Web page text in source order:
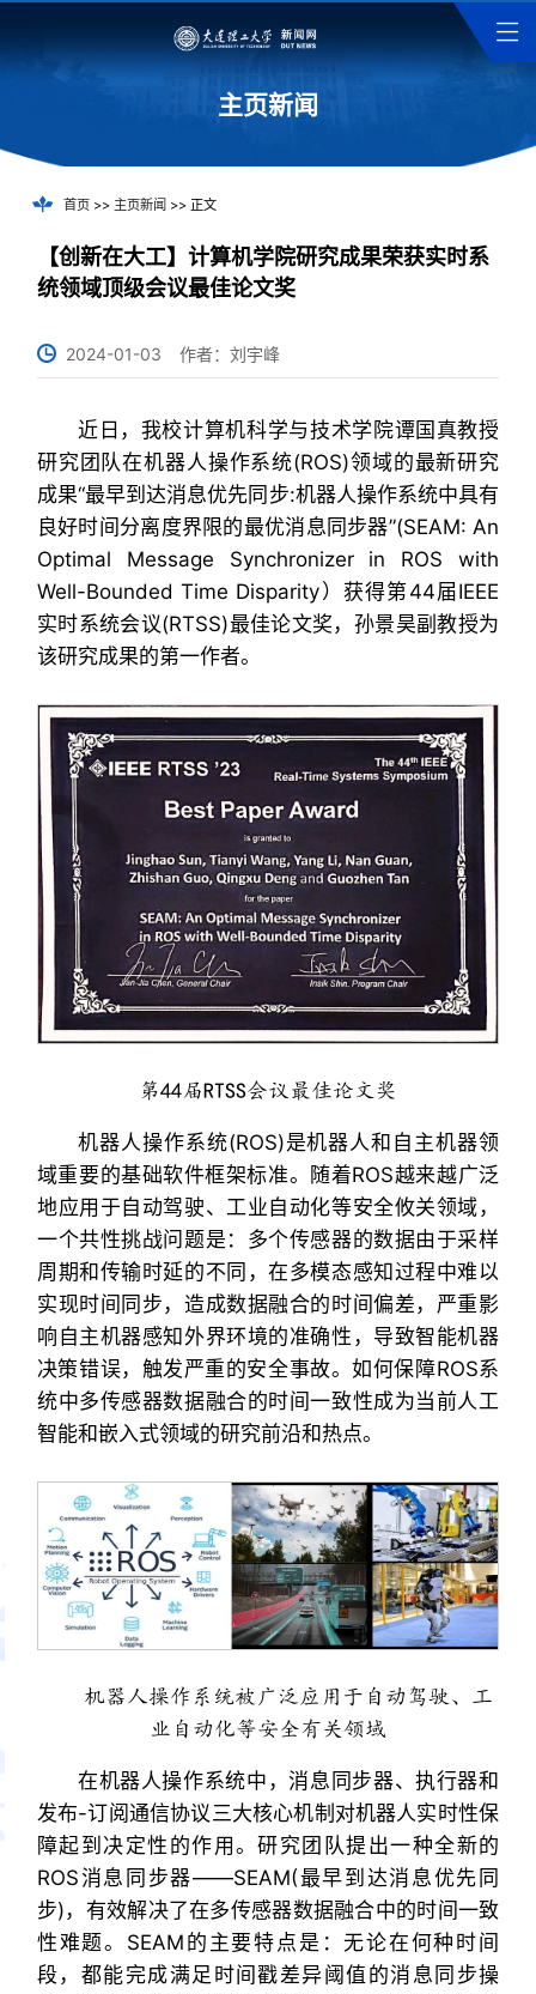
主页新闻
首页>> 主页新闻 >> 正文
【创新在大工】计算机学院研究成果荣获实时系
统领域顶级会议最佳论文奖
2024-01-03 作者：刘宇峰
近日，我校计算机科学与技术学院谭国真教授
研究团队在机器人操作系统(ROS)领域的最新研究
成果“最早到达消息优先同步:机器人操作系统中具有
良好时间分离度界限的最优消息同步器”(SEAM: An
Optimal Message Synchronizer in ROS with
Well-Bounded Time Disparity）获得第44届IEEE
实时系统会议(RTSS)最佳论文奖，孙景昊副教授为
该研究成果的第一作者。
第44届RTSS会议最佳论文奖
机器人操作系统(ROS)是机器人和自主机器领
域重要的基础软件框架标准。随着ROS越来越广泛
地应用于自动驾驶、工业自动化等安全攸关领域，
一个共性挑战问题是：多个传感器的数据由于采样
周期和传输时延的不同，在多模态感知过程中难以
实现时间同步，造成数据融合的时间偏差，严重影
响自主机器感知外界环境的准确性，导致智能机器
决策错误，触发严重的安全事故。如何保障ROS系
统中多传感器数据融合的时间一致性成为当前人工
智能和嵌入式领域的研究前沿和热点。
机器人操作系统被广泛应用于自动驾驶、工
业自动化等安全有关领域
在机器人操作系统中，消息同步器、执行器和
发布-订阅通信协议三大核心机制对机器人实时性保
障起到决定性的作用。研究团队提出一种全新的
ROS消息同步器——SEAM(最早到达消息优先同
步)，有效解决了在多传感器数据融合中的时间一致
性难题。SEAM的主要特点是：无论在何种时间
段，都能完成满足时间戳差异阈值的消息同步操